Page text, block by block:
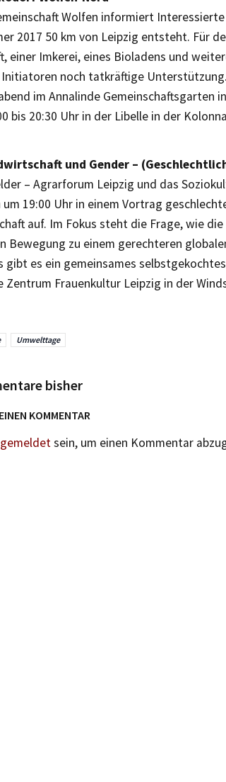
Wolfen informiert
2017 50 km von Leipzig entsteht. Für
einer Imkerei, eines Bioladens und
noch tatkräftige
im Annalinde Gemeinschaftsgarten
bis 20:30 Uhr in der Libelle in der
und Gender –
– Agrarforum Leipzig und das
um 19:00 Uhr in einem Vortrag
auf. Im Fokus steht die Frage, wie
Bewegung zu einem gerechteren
gibt es ein gemeinsames
Zentrum Frauenkultur Leipzig in der
Umwelttage
bisher
KOMMENTAR
sein, um einen Kommentar